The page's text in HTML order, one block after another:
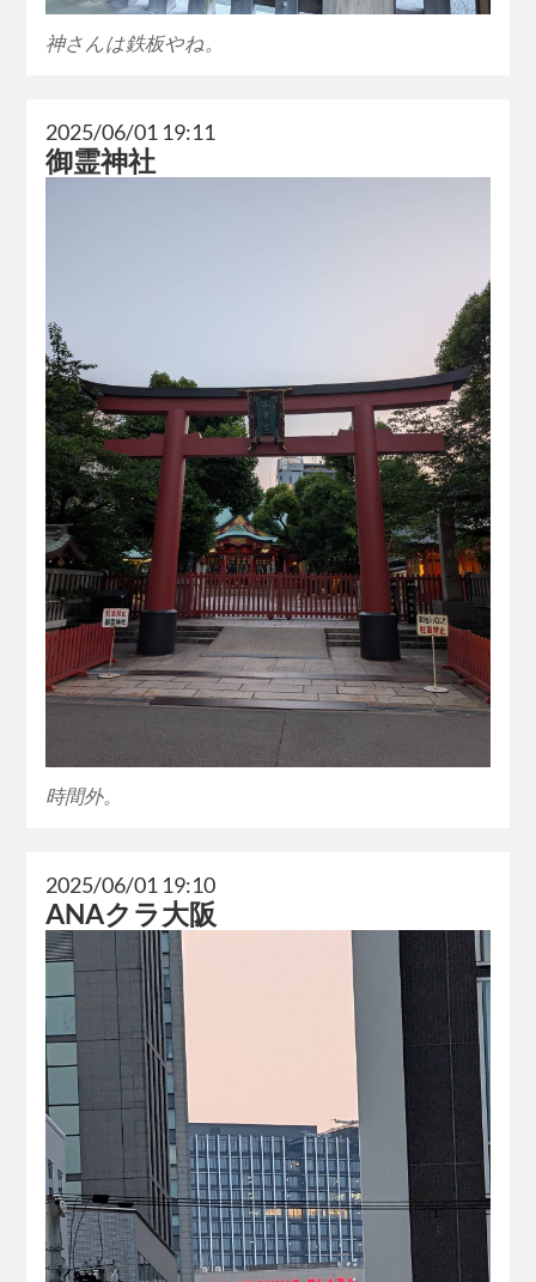
神さんは鉄板やね。
2025/06/01 19:11
御霊神社
時間外。
2025/06/01 19:10
ANAクラ大阪